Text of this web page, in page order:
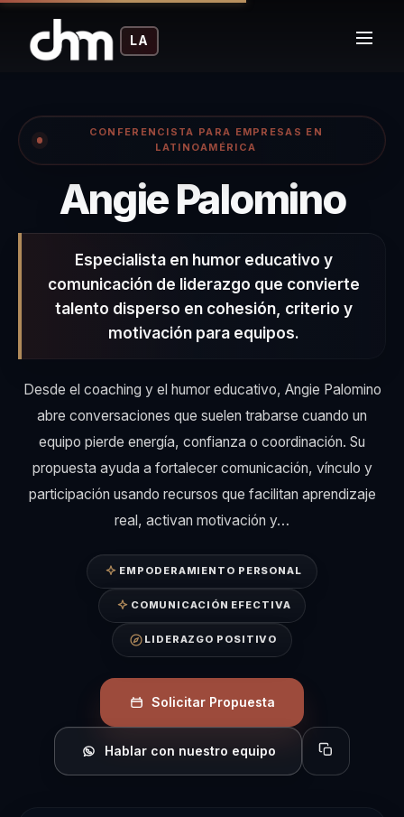
LA
CONFERENCISTA PARA EMPRESAS EN
LATINOAMÉRICA
Angie Palomino–
Especialista en humor educativo y
comunicación de liderazgo que convierte
talento disperso en cohesión, criterio y
motivación para equipos.
Desde el coaching y el humor educativo, Angie Palomino
abre conversaciones que suelen trabarse cuando un
equipo pierde energía, confianza o coordinación. Su
propuesta ayuda a fortalecer comunicación, vínculo y
participación usando recursos que facilitan aprendizaje
real, activan motivación y…
EMPODERAMIENTO PERSONAL
COMUNICACIÓN EFECTIVA
LIDERAZGO POSITIVO
Solicitar Propuesta
Hablar con nuestro equipo Copiar perfil